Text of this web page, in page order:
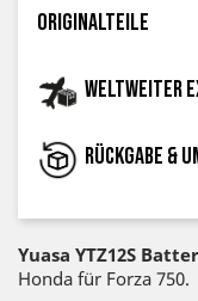
Originalteile
Weltweiter
Rückgabe &
Yuasa YTZ12S
Honda für Forza 750.